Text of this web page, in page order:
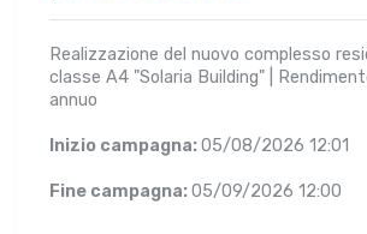
Realizzazione del nuovo complesso
classe A4 "Solaria Building" |
annuo
Inizio campagna:05/08/2026 12:01
Fine campagna:05/09/2026 12:00